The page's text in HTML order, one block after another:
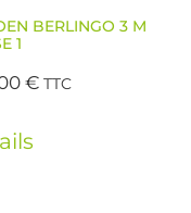
BERLINGO 3 M
1
€ TTC